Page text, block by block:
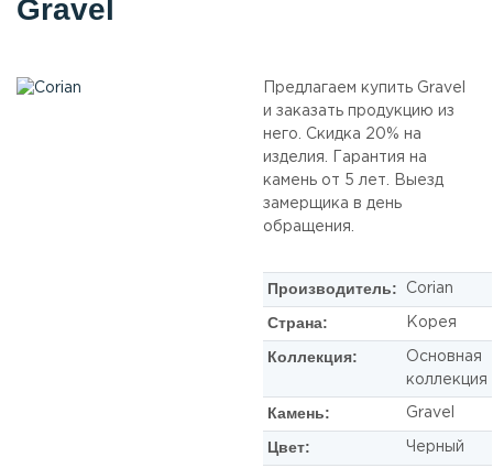
Gravel
Предлагаем купить Gravel
и заказать продукцию из
него. Скидка 20% на
изделия. Гарантия на
камень от 5 лет. Выезд
замерщика в день
обращения.
Производитель: Corian
Страна: Корея
Коллекция:
Основная
коллекция
Камень: Gravel
Цвет: Черный